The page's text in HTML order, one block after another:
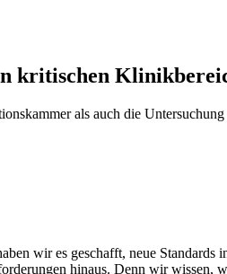
kritischen
als auch die
wir es geschafft, neue Standards
hinaus. Denn wir wissen,